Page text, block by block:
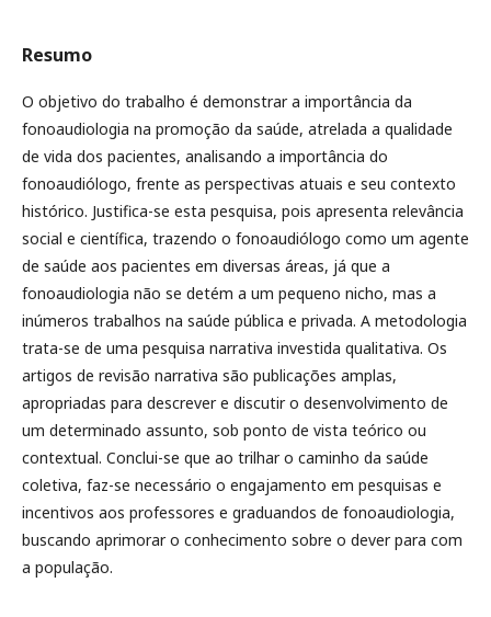
Resumo
O objetivo do trabalho é demonstrar a importância da
fonoaudiologia na promoção da saúde, atrelada a qualidade
de vida dos pacientes, analisando a importância do
fonoaudiólogo, frente as perspectivas atuais e seu contexto
histórico. Justifica-se esta pesquisa, pois apresenta relevância
social e científica, trazendo o fonoaudiólogo como um agente
de saúde aos pacientes em diversas áreas, já que a
fonoaudiologia não se detém a um pequeno nicho, mas a
inúmeros trabalhos na saúde pública e privada. A metodologia
trata-se de uma pesquisa narrativa investida qualitativa. Os
artigos de revisão narrativa são publicações amplas,
apropriadas para descrever e discutir o desenvolvimento de
um determinado assunto, sob ponto de vista teórico ou
contextual. Conclui-se que ao trilhar o caminho da saúde
coletiva, faz-se necessário o engajamento em pesquisas e
incentivos aos professores e graduandos de fonoaudiologia,
buscando aprimorar o conhecimento sobre o dever para com
a população.